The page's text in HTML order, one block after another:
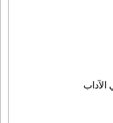
الآداب